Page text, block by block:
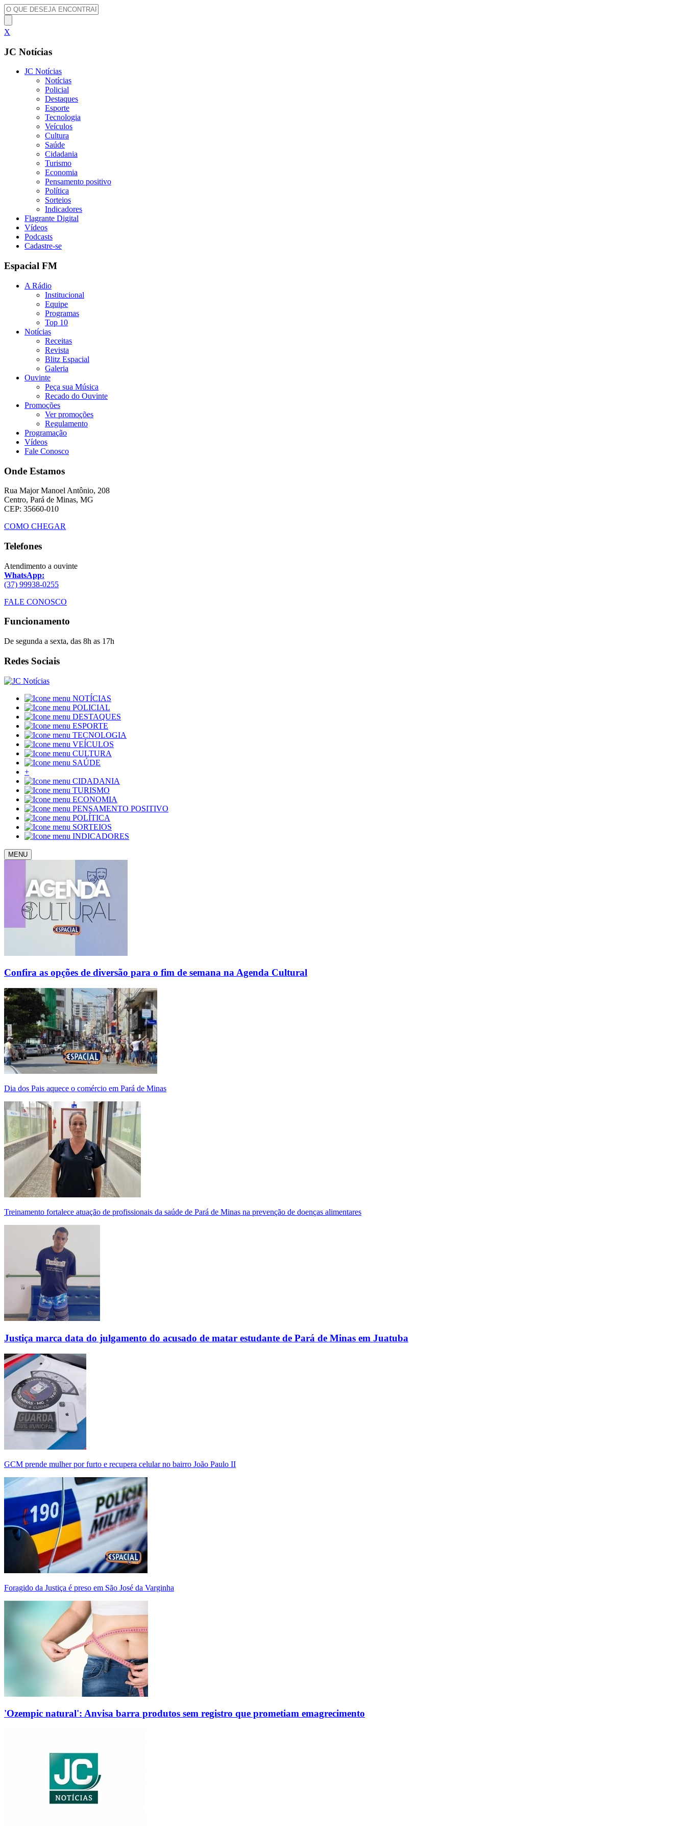
X
JC Notícias
JC Notícias
Notícias
Policial
Destaques
Esporte
Tecnologia
Veículos
Cultura
Saúde
Cidadania
Turismo
Economia
Pensamento positivo
Política
Sorteios
Indicadores
Flagrante Digital
Vídeos
Podcasts
Cadastre-se
Espacial FM
A Rádio
Institucional
Equipe
Programas
Top 10
Notícias
Receitas
Revista
Blitz Espacial
Galeria
Ouvinte
Peça sua Música
Recado do Ouvinte
Promoções
Ver promoções
Regulamento
Programação
Vídeos
Fale Conosco
Onde Estamos
Rua Major Manoel Antônio, 208
Centro, Pará de Minas, MG
CEP: 35660-010
COMO CHEGAR
Telefones
Atendimento a ouvinte
WhatsApp:
(37) 99938-0255
FALE CONOSCO
Funcionamento
De segunda a sexta, das 8h as 17h
Redes Sociais
NOTÍCIAS
POLICIAL
DESTAQUES
ESPORTE
TECNOLOGIA
VEÍCULOS
CULTURA
SAÚDE
+
CIDADANIA
TURISMO
ECONOMIA
PENSAMENTO POSITIVO
POLÍTICA
SORTEIOS
INDICADORES
MENU
Confira as opções de diversão para o fim de semana na Agenda Cultural
Dia dos Pais aquece o comércio em Pará de Minas
Treinamento fortalece atuação de profissionais da saúde de Pará de Minas na prevenção de doenças alimentares
Justiça marca data do julgamento do acusado de matar estudante de Pará de Minas em Juatuba
GCM prende mulher por furto e recupera celular no bairro João Paulo II
Foragido da Justiça é preso em São José da Varginha
'Ozempic natural': Anvisa barra produtos sem registro que prometiam emagrecimento